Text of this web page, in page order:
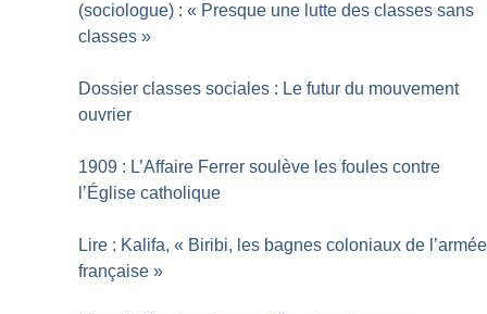
(sociologue) : « Presque une lutte des classes sans
classes »
Dossier classes sociales : Le futur du mouvement
ouvrier
1909 : L’Affaire Ferrer soulève les foules contre
l’Église catholique
Lire : Kalifa, « Biribi, les bagnes coloniaux de l’armée
française »